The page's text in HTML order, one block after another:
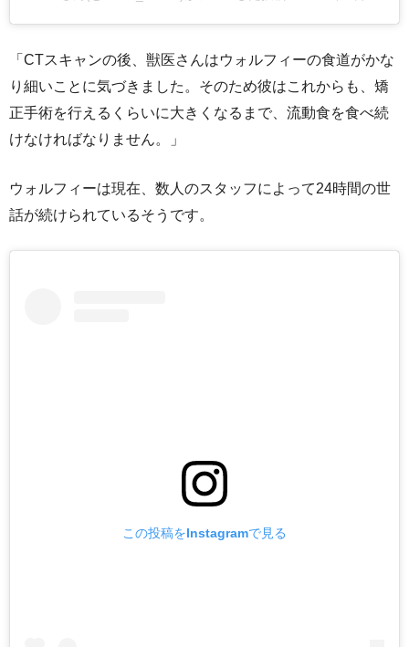
「CTスキャンの後、獣医さんはウォルフィーの食道がかな
り細いことに気づきました。そのため彼はこれからも、矯
正手術を行えるくらいに大きくなるまで、流動食を食べ続
けなければなりません。」
ウォルフィーは現在、数人のスタッフによって24時間の世
話が続けられているそうです。
この投稿をInstagramで見る